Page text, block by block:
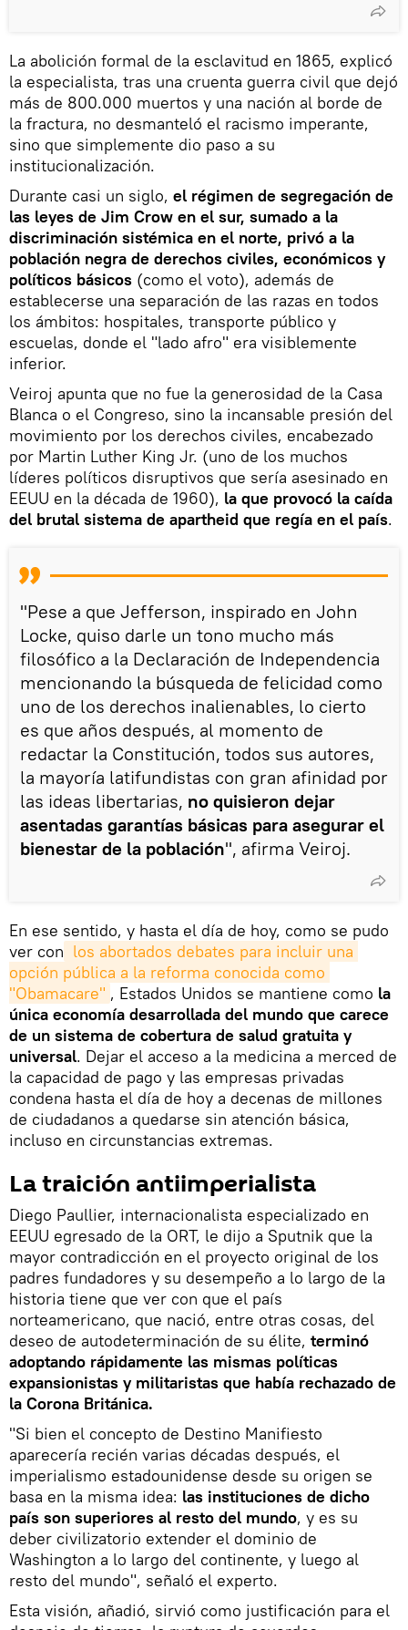
La abolición formal de la esclavitud en 1865, explicó
la especialista, tras una cruenta guerra civil que dejó
más de 800.000 muertos y una nación al borde de
la fractura, no desmanteló el racismo imperante,
sino que simplemente dio paso a su
institucionalización.
Durante casi un siglo, el régimen de segregación de
las leyes de Jim Crow en el sur, sumado a la
discriminación sistémica en el norte, privó a la
población negra de derechos civiles, económicos y
políticos básicos (como el voto), además de
establecerse una separación de las razas en todos
los ámbitos: hospitales, transporte público y
escuelas, donde el "lado afro" era visiblemente
inferior.
Veiroj apunta que no fue la generosidad de la Casa
Blanca o el Congreso, sino la incansable presión del
movimiento por los derechos civiles, encabezado
por Martin Luther King Jr. (uno de los muchos
líderes políticos disruptivos que sería asesinado en
EEUU en la década de 1960), la que provocó la caída
del brutal sistema de apartheid que regía en el país.
"Pese a que Jefferson, inspirado en John
Locke, quiso darle un tono mucho más
filosófico a la Declaración de Independencia
mencionando la búsqueda de felicidad como
uno de los derechos inalienables, lo cierto
es que años después, al momento de
redactar la Constitución, todos sus autores,
la mayoría latifundistas con gran afinidad por
las ideas libertarias, no quisieron dejar
asentadas garantías básicas para asegurar el
bienestar de la población", afirma Veiroj.
En ese sentido, y hasta el día de hoy, como se pudo
ver con los abortados debates para incluir una
opción pública a la reforma conocida como
"Obamacare" , Estados Unidos se mantiene como la
única economía desarrollada del mundo que carece
de un sistema de cobertura de salud gratuita y
universal. Dejar el acceso a la medicina a merced de
la capacidad de pago y las empresas privadas
condena hasta el día de hoy a decenas de millones
de ciudadanos a quedarse sin atención básica,
incluso en circunstancias extremas.
La traición antiimperialista
Diego Paullier, internacionalista especializado en
EEUU egresado de la ORT, le dijo a Sputnik que la
mayor contradicción en el proyecto original de los
padres fundadores y su desempeño a lo largo de la
historia tiene que ver con que el país
norteamericano, que nació, entre otras cosas, del
deseo de autodeterminación de su élite, terminó
adoptando rápidamente las mismas políticas
expansionistas y militaristas que había rechazado de
la Corona Británica.
"Si bien el concepto de Destino Manifiesto
aparecería recién varias décadas después, el
imperialismo estadounidense desde su origen se
basa en la misma idea: las instituciones de dicho
país son superiores al resto del mundo, y es su
deber civilizatorio extender el dominio de
Washington a lo largo del continente, y luego al
resto del mundo", señaló el experto.
Esta visión, añadió, sirvió como justificación para el